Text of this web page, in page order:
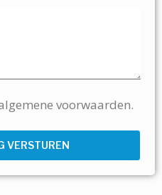
voorwaarden.
VERSTUREN